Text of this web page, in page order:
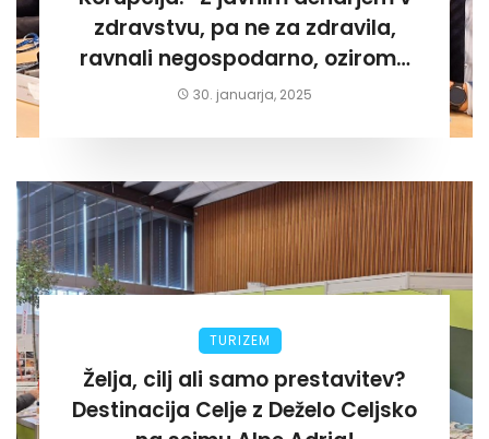
zdravstvu, pa ne za zdravila,
ravnali negospodarno, oziroma
za lastni žep. Tokrat na Žalskem«
30. januarja, 2025
TURIZEM
Želja, cilj ali samo prestavitev?
Destinacija Celje z Deželo Celjsko